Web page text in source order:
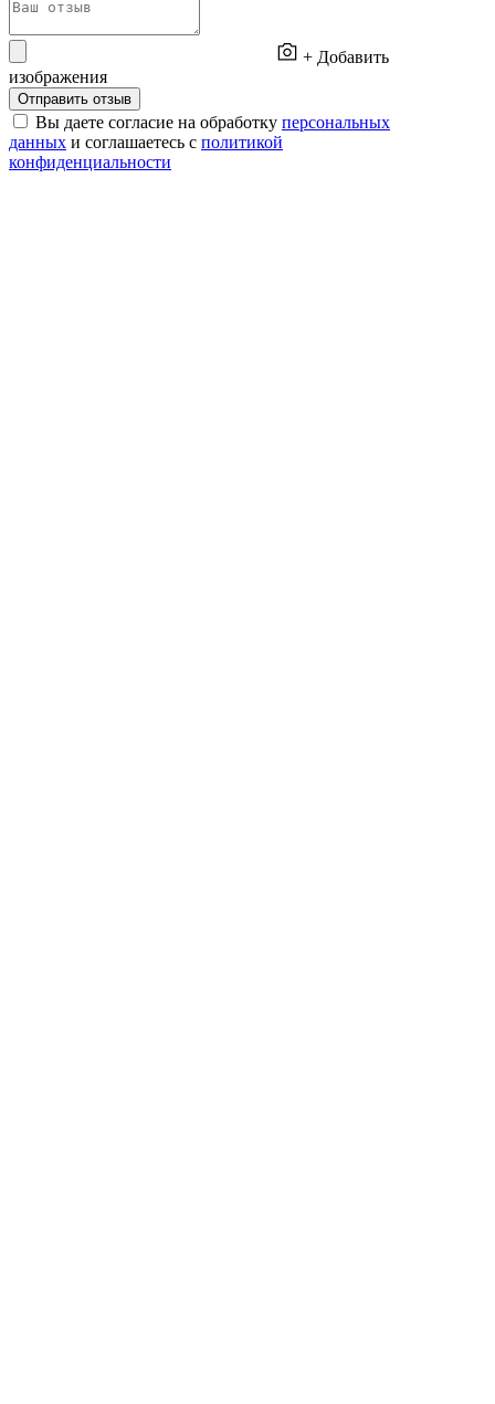
+ Добавить
изображения
Отправить отзыв
Вы даете согласие на обработку персональных
данных и соглашаетесь с политикой
конфиденциальности